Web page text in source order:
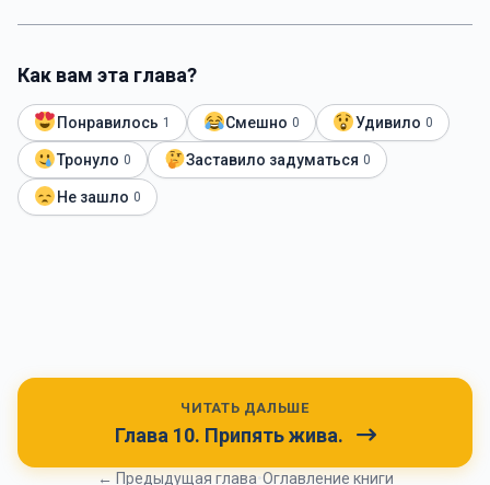
Как вам эта глава?
Понравилось 1 Смешно 0 Удивило 0
Тронуло 0 Заставило задуматься 0
Не зашло 0
ЧИТАТЬ ДАЛЬШЕ
Глава 10. Припять жива.
← Предыдущая глава Оглавление книги